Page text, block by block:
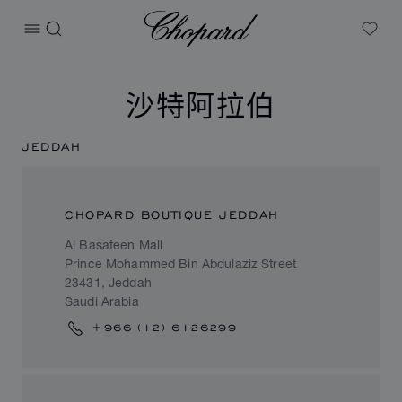
打开菜单
搜索
Chopard
My
沙特阿拉伯
JEDDAH
CHOPARD BOUTIQUE JEDDAH
Al Basateen Mall
Prince Mohammed Bin Abdulaziz Street
23431, Jeddah
Saudi Arabia
+966 (12) 6126299